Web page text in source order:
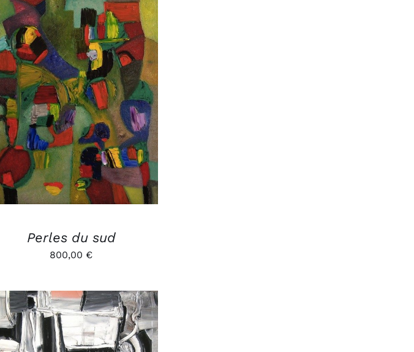
AJOUTER AU PANIER
/
APERÇU
Perles du sud
800,00 €